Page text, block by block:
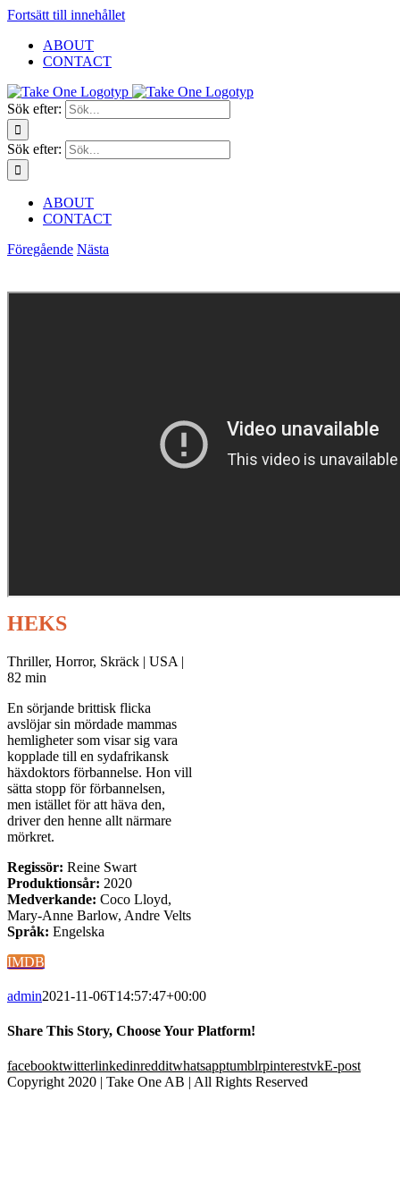
Fortsätt till innehållet
ABOUT
CONTACT
Sök efter:
Sök efter:
ABOUT
CONTACT
Föregående Nästa
HEKS
Thriller, Horror, Skräck | USA |
82 min
En sörjande brittisk flicka
avslöjar sin mördade mammas
hemligheter som visar sig vara
kopplade till en sydafrikansk
häxdoktors förbannelse. Hon vill
sätta stopp för förbannelsen,
men istället för att häva den,
driver den henne allt närmare
mörkret.
Regissör: Reine Swart
Produktionsår: 2020
Medverkande: Coco Lloyd,
Mary-Anne Barlow, Andre Velts
Språk: Engelska
IMDB
admin2021-11-06T14:57:47+00:00
Share This Story, Choose Your Platform!
facebooktwitterlinkedinredditwhatsapptumblrpinterestvkE-post
Copyright 2020 | Take One AB | All Rights Reserved